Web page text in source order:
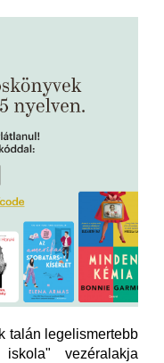
talán legelismertebb
vezéralakja